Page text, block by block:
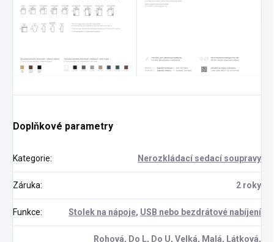
Doplňkové parametry
Kategorie: Nerozkládací sedací soupravy
Záruka: 2 roky
Funkce: Stolek na nápoje, USB nebo bezdrátové nabíjení
Rohová, Do L, Do U, Velká, Malá, Látková,